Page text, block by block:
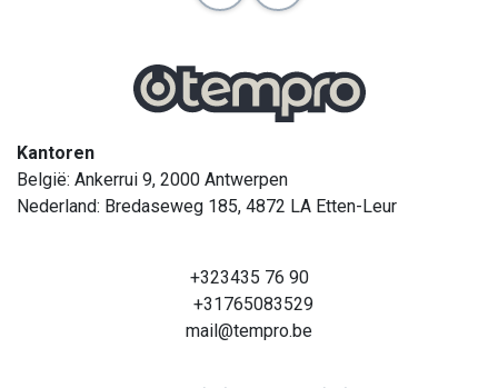
Kantoren
België: Ankerrui 9, 2000 Antwerpen
Nederland: Bredaseweg 185, 4872 LA Etten-Leur
+323435 76 90
+31765083529
mail@tempro.be